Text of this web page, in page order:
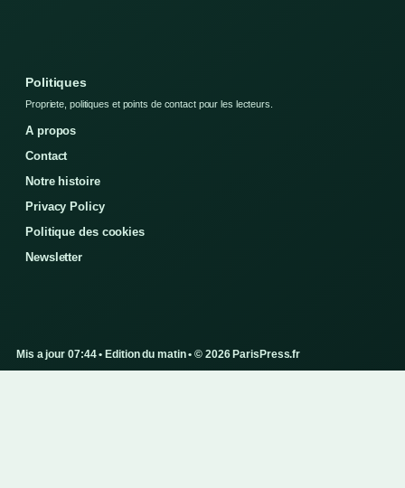
Politiques
Propriete, politiques et points de contact pour les lecteurs.
A propos
Contact
Notre histoire
Privacy Policy
Politique des cookies
Newsletter
Mis a jour 07:44 • Edition du matin • © 2026 ParisPress.fr